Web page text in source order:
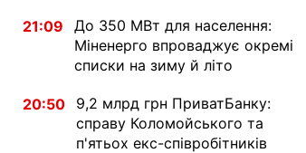
21:09
До 350 МВт для населення:
Міненерго впроваджує окремі
списки на зиму й літо
20:50
9,2 млрд грн ПриватБанку:
справу Коломойського та
п'ятьох екс-співробітників